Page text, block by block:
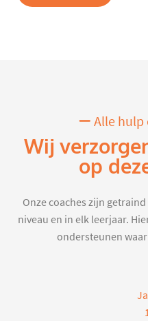
Alle hulp
Wij
op
Onze coaches zijn
niveau en in elk leerjaar.
ondersteunen